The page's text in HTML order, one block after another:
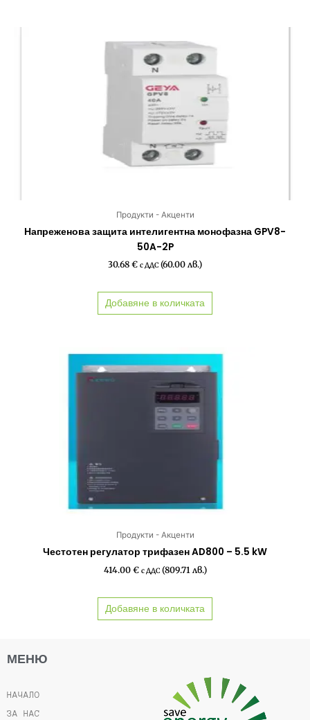
Продукти - Акценти
Напреженова защита интелигентна монофазна GPV8-
50A-2P
30.68 € с ДДС (60.00 лв.)
Добавяне в количката
Продукти - Акценти
Честотен регулатор трифазен AD800 – 5.5 kW
414.00 € с ДДС (809.71 лв.)
Добавяне в количката
МЕНЮ
НАЧАЛО
ЗА НАС